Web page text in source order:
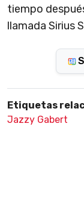
tiempo
llamada Sirius
Etiquetas
Jazzy Gabert